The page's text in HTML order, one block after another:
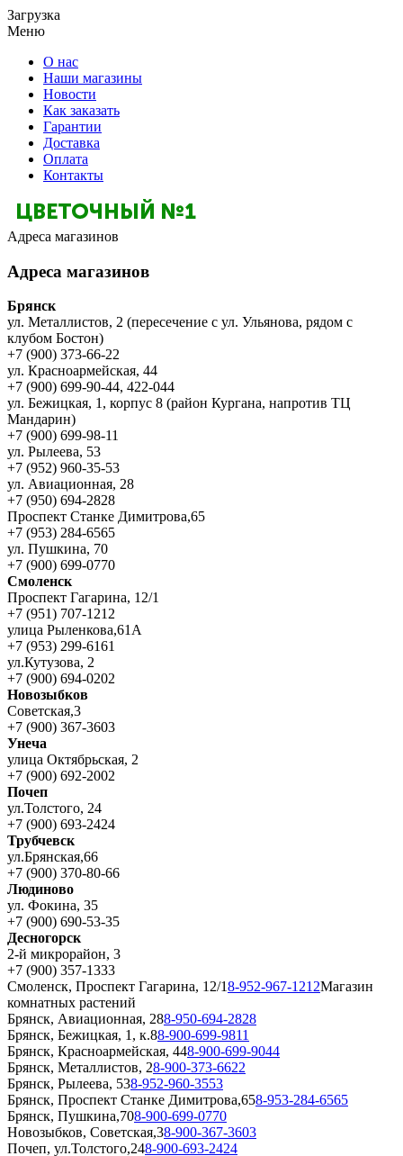
Загрузка
Меню
О нас
Наши магазины
Новости
Как заказать
Гарантии
Доставка
Оплата
Контакты
Адреса магазинов
Адреса магазинов
Брянск
ул. Металлистов, 2 (пересечение с ул. Ульянова, рядом с
клубом Бостон)
+7 (900) 373-66-22
ул. Красноармейская, 44
+7 (900) 699-90-44, 422-044
ул. Бежицкая, 1, корпус 8 (район Кургана, напротив ТЦ
Мандарин)
+7 (900) 699-98-11
ул. Рылеева, 53
+7 (952) 960-35-53
ул. Авиационная, 28
+7 (950) 694-2828
Проспект Станке Димитрова,65
+7 (953) 284-6565
ул. Пушкина, 70
+7 (900) 699-0770
Смоленск
Проспект Гагарина, 12/1
+7 (951) 707-1212
улица Рыленкова,61А
+7 (953) 299-6161
ул.Кутузова, 2
+7 (900) 694-0202
Новозыбков
Советская,3
+7 (900) 367-3603
Унеча
улица Октябрьская, 2
+7 (900) 692-2002
Почеп
ул.Толстого, 24
+7 (900) 693-2424
Трубчевск
ул.Брянская,66
+7 (900) 370-80-66
Людиново
ул. Фокина, 35
+7 (900) 690-53-35
Десногорск
2-й микрорайон, 3
+7 (900) 357-1333
Смоленск, Проспект Гагарина, 12/18-952-967-1212Магазин
комнатных растений
Брянск, Авиационная, 288-950-694-2828
Брянск, Бежицкая, 1, к.88-900-699-9811
Брянск, Красноармейская, 448-900-699-9044
Брянск, Металлистов, 28-900-373-6622
Брянск, Рылеева, 538-952-960-3553
Брянск, Проспект Станке Димитрова,658-953-284-6565
Брянск, Пушкина,708-900-699-0770
Новозыбков, Советская,38-900-367-3603
Почеп, ул.Толстого,248-900-693-2424